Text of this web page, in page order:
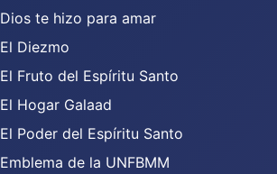
Dios te hizo para amar
El Diezmo
El Fruto del Espíritu Santo
El Hogar Galaad
El Poder del Espíritu Santo
Emblema de la UNFBMM